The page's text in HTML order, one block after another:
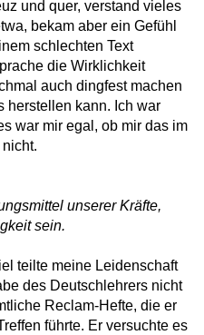
und quer, verstand vieles
bekam aber ein Gefühl
schlechten Text
die Wirklichkeit
auch dingfest machen
herstellen kann. Ich war
war mir egal, ob mir das im
unserer Kräfte,
sein.
teilte meine Leidenschaft
des Deutschlehrers nicht
Reclam-Hefte, die er
führte. Er versuchte es